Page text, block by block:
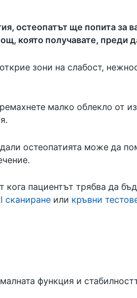
остеопатът ще попита
която получавате, преди
зони на слабост,
малко облекло от
остеопатията може да
кога пациентът трябва да
сканиранеили кръвни
функция и